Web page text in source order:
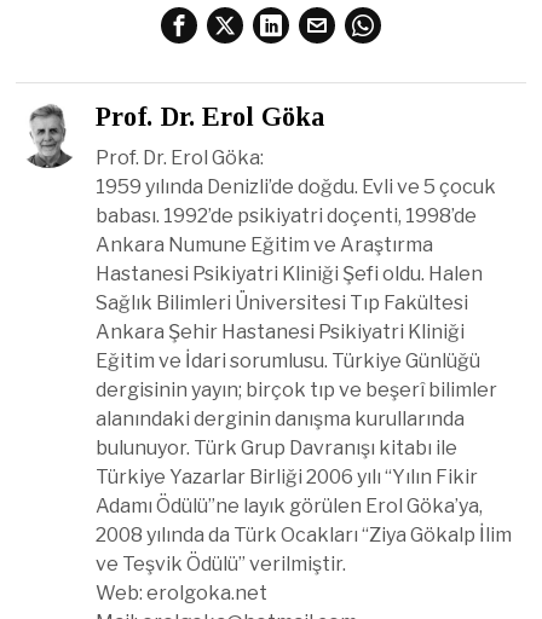
Prof. Dr. Erol Göka
Prof. Dr. Erol Göka:
1959 yılında Denizli’de doğdu. Evli ve 5 çocuk
babası. 1992’de psikiyatri doçenti, 1998’de
Ankara Numune Eğitim ve Araştırma
Hastanesi Psikiyatri Kliniği Şefi oldu. Halen
Sağlık Bilimleri Üniversitesi Tıp Fakültesi
Ankara Şehir Hastanesi Psikiyatri Kliniği
Eğitim ve İdari sorumlusu. Türkiye Günlüğü
dergisinin yayın; birçok tıp ve beşerî bilimler
alanındaki derginin danışma kurullarında
bulunuyor. Türk Grup Davranışı kitabı ile
Türkiye Yazarlar Birliği 2006 yılı “Yılın Fikir
Adamı Ödülü”ne layık görülen Erol Göka’ya,
2008 yılında da Türk Ocakları “Ziya Gökalp İlim
ve Teşvik Ödülü” verilmiştir.
Web: erolgoka.net